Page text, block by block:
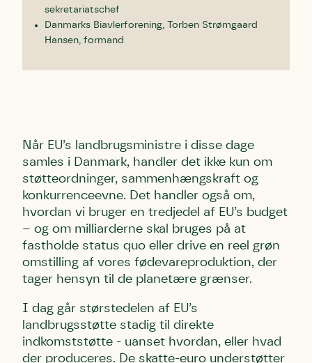
sekretariatschef
Danmarks Biavlerforening, Torben Strømgaard
Hansen, formand
Når EU’s landbrugsministre i disse dage
samles i Danmark, handler det ikke kun om
støtteordninger, sammenhængskraft og
konkurrenceevne. Det handler også om,
hvordan vi bruger en tredjedel af EU’s budget
– og om milliarderne skal bruges på at
fastholde status quo eller drive en reel grøn
omstilling af vores fødevareproduktion, der
tager hensyn til de planetære grænser.
I dag går størstedelen af EU’s
landbrugsstøtte stadig til direkte
indkomststøtte - uanset hvordan, eller hvad
der produceres. De skatte-euro understøtter